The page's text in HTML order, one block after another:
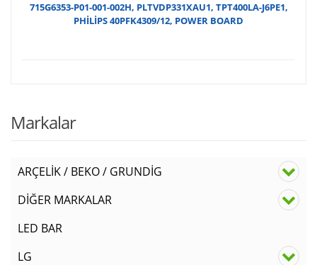
715G6353-P01-001-002H, PLTVDP331XAU1, TPT400LA-J6PE1,
PHİLİPS 40PFK4309/12, POWER BOARD
Markalar
ARÇELİK / BEKO / GRUNDİG
DİĞER MARKALAR
LED BAR
LG